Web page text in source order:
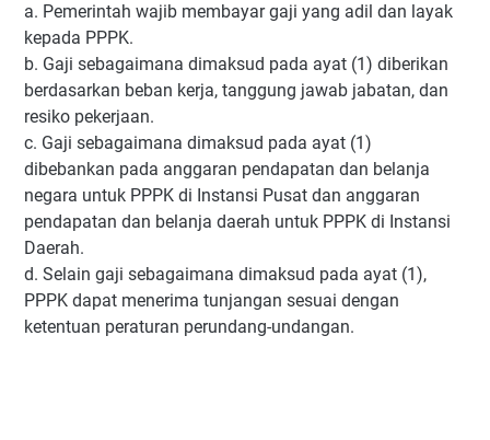
a. Pemerintah wajib membayar gaji yang adil dan layak
kepada PPPK.
b. Gaji sebagaimana dimaksud pada ayat (1) diberikan
berdasarkan beban kerja, tanggung jawab jabatan, dan
resiko pekerjaan.
c. Gaji sebagaimana dimaksud pada ayat (1)
dibebankan pada anggaran pendapatan dan belanja
negara untuk PPPK di Instansi Pusat dan anggaran
pendapatan dan belanja daerah untuk PPPK di Instansi
Daerah.
d. Selain gaji sebagaimana dimaksud pada ayat (1),
PPPK dapat menerima tunjangan sesuai dengan
ketentuan peraturan perundang-undangan.